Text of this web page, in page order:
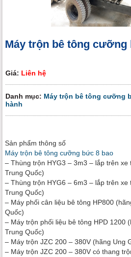
Máy trộn bê tông cưỡng
Giá: Liên hệ
Danh mục: Máy trộn bê tông cưỡng
hành
Sản phẩm thông số
Máy trộn bê tông cưỡng bức 8 bao
– Thùng trộn HYG3 – 3m3 – lắp trên
Trung Quốc)
– Thùng trộn HYG6 – 6m3 – lắp trên
Trung Quốc)
– Máy phối cân liệu bê tông HP800
Quốc)
– Máy trộn phối liệu bê tông HPD 1200
Trung Quốc)
– Máy trộn JZC 200 – 380V (hãng Ung
– Máy trộn JZC 200 – 380V có thang